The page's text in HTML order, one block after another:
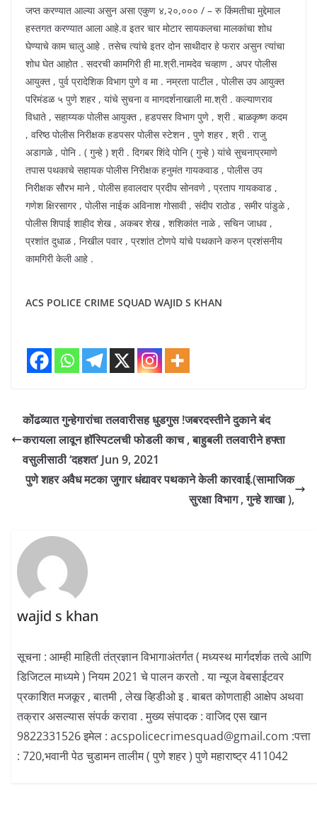
जप्त करण्यात आल्या असुन असा एकुण ४,२०,००० / – रु किंमतीचा मुद्देमाल
हस्तगत करण्यात आला आहे.व इतर चार मोटार सायकलचा मालकांचा शोध
घेण्याचे काम चालु आहे . तसेच त्यांचे इतर दोन साथीदार हे फरार असुन त्यांचा
शोध घेत आहोत . सदरची कामगिरी ही मा.श्री.नामदेव चव्हाण , अपर पोलीस
आयुक्त , पुर्व प्रादेशिक विभाग पुणे व मा . नम्रता पाटील , पोलीस उप आयुक्त
परिमंडळ ५ पुणे शहर , यांचे सुचना व मागदर्शनाखाली मा.श्री . कल्याणराव
विधाते , सहाय्यक पोलीस आयुक्त , हडपसर विभाग पुणे , श्री . बाळकृष्ण कदम
, वरिष्ठ पोलीस निरीक्षक हडपसर पोलीस स्टेशन , पुणे शहर , श्री . राजु
अडागळे , पोनि . ( गुन्हे ) श्री . दिगबर शिंदे पोनि ( गुन्हे ) यांचे सुचनाप्रमाणे
तपास पथकाचे सहायक पोलीस निरीक्षक हनुमंत गायकवाड , पोलीस उप
निरीक्षक सौरभ माने , पोलीस हवालदार प्रदीप सोनवणे , प्रताप गायकवाड ,
गणेश क्षिरसागर , पोलीस नाईक अविनाश गोसावी , संदीप राठोड , समीर पांडुळे ,
पोलीस शिपाई शाहीद शेख , अकबर शेख , शशिकांत नाळे , सचिन जाधव ,
प्रशांत दुधाळ , निखील पवार , प्रशांत टोणपे यांचे पथकाने करुन प्रशंसनीय
कामगिरी केली आहे .
ACS POLICE CRIME SQUAD WAJID S KHAN
कोंढव्यात गुन्हेगारांचा तलवारीसह धुडगुस !जबरदस्तीने दुकाने बंद
करायला लावून हॉस्पिटलची फोडली काच , बाहुबली तलवारीने हफ्ता
वसुलीसाठी ‘दहशत’ Jun 9, 2021
पुणे शहर अवैध मटका जुगार धंद्यावर पथकाने केली कारवाई.(सामाजिक
सुरक्षा विभाग , गुन्हे शाखा ),
wajid s khan
सूचना : आम्ही माहिती तंत्रज्ञान विभागाअंतर्गत ( मध्यस्थ मार्गदर्शक तत्वे आणि
डिजिटल माध्यमे ) नियम 2021 चे पालन करतो . या न्यूज वेबसाईटवर
प्रकाशित मजकूर , बातमी , लेख व्हिडीओ इ . बाबत कोणताही आक्षेप अथवा
तक्रार असल्यास संपर्क करावा . मुख्य संपादक : वाजिद एस खान
9822331526 इमेल : acspolicecrimesquad@gmail.com :पत्ता
: 720,भवानी पेठ चुडामन तालीम ( पुणे शहर ) पुणे महाराष्ट्र 411042